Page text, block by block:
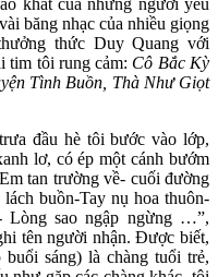
khát của những người yêu
băng nhạc của nhiều giọng
thức Duy Quang với
tim tôi rung cảm: Cô Bắc Kỳ
Tình Buồn, Thà Như Giọt
đầu hè tôi bước vào lớp,
lơ, có ép một cánh bướm
tan trường về- cuối đường
buồn-Tay nụ hoa thuôn-
sao ngập ngừng …”,
tên người nhận. Được biết,
sáng) là chàng tuổi trẻ,